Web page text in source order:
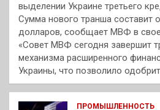
выделении Украине третьего
Сумма нового транша составит
долларов, сообщает МВФ в
«Совет МВФ сегодня завершит
механизма расширенного
Украины, что позволило
ПРОМЫШЛЕННОСТЬ